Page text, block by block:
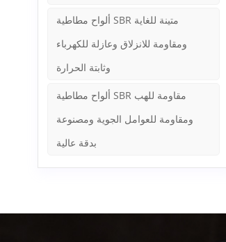
ألواح مطاطية SBR متينة للغاية
ومقاومة للانزلاق وعازلة للكهرباء
وثابتة الحرارة
ألواح مطاطية SBR مقاومة للهب
ومقاومة للعوامل الجوية ومصنوعة
بدقة عالية